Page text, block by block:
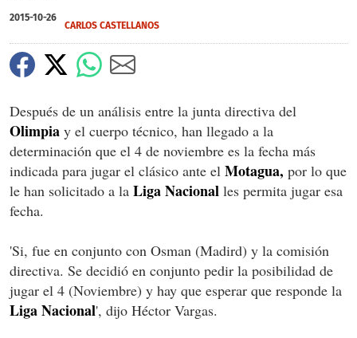
2015-10-26
CARLOS CASTELLANOS
Después de un análisis entre la junta directiva del
Olimpia y el cuerpo técnico, han llegado a la
determinación que el 4 de noviembre es la fecha más
indicada para jugar el clásico ante el Motagua, por lo que
le han solicitado a la Liga Nacional les permita jugar esa
fecha.
'Si, fue en conjunto con Osman (Madird) y la comisión
directiva. Se decidió en conjunto pedir la posibilidad de
jugar el 4 (Noviembre) y hay que esperar que responde la
Liga Nacional', dijo Héctor Vargas.